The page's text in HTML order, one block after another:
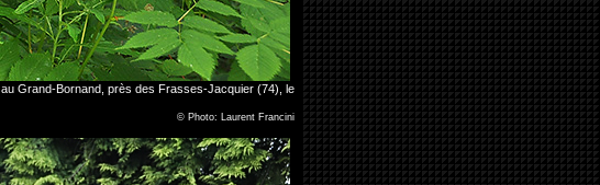
Grand-Bornand, près des Frasses-Jacquier (74), le
© Photo: Laurent Francini